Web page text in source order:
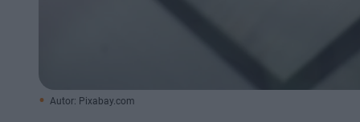
Autor: Pixabay.com